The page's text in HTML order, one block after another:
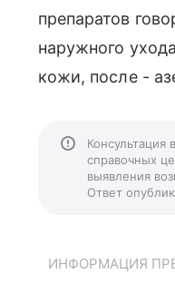
препаратов
наружного
кожи, после -
справочных
выявления
Ответ
ИНФОРМАЦИЯ